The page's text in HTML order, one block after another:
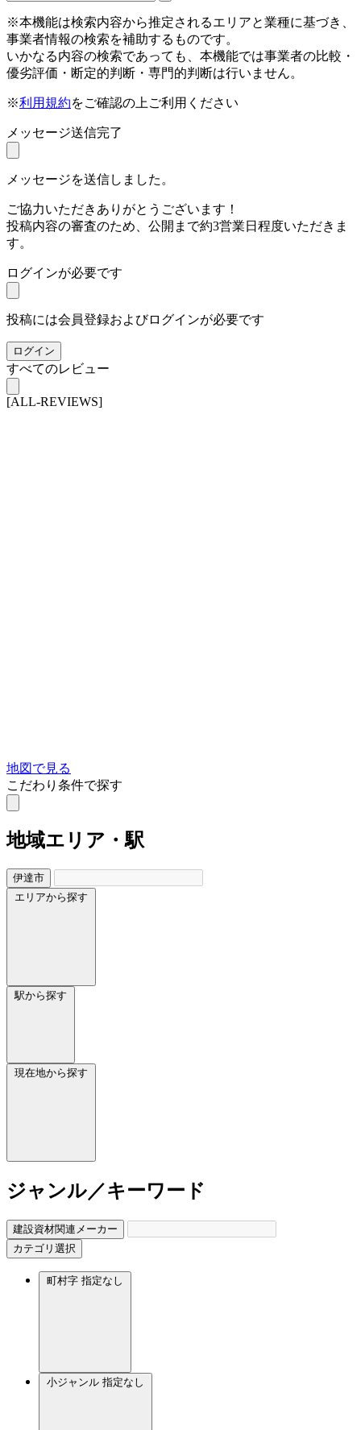
※本機能は検索内容から推定されるエリアと業種に基づき、
事業者情報の検索を補助するものです。
いかなる内容の検索であっても、本機能では事業者の比較・
優劣評価・断定的判断・専門的判断は行いません。
※利用規約をご確認の上ご利用ください
メッセージ送信完了
メッセージを送信しました。
ご協力いただきありがとうございます！
投稿内容の審査のため、公開まで約3営業日程度いただきま
す。
ログインが必要です
投稿には会員登録およびログインが必要です
ログイン
すべてのレビュー
[ALL-REVIEWS]
地図で見る
こだわり条件で探す
地域エリア・駅
伊達市
エリアから探す
駅から探す
現在地から探す
ジャンル／キーワード
建設資材関連メーカー
カテゴリ選択
町村字 指定なし
小ジャンル 指定なし